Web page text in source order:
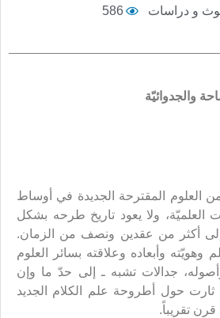
و دراسات
586
والجدوائيّة
العلوم المقترحة الجديدة في أوساط
العلميّة، ولا يعود تاريخ طرحه بشكل
أكثر من عقدين ونصف من الزمان.
وهويّته وأبعاده وعلاقته بسائر العلوم
وأصوله، جدالات تشبه ـ إلى حدّ ما وإن
حول أطروحة علم الكلام الجديد
تقريباً.